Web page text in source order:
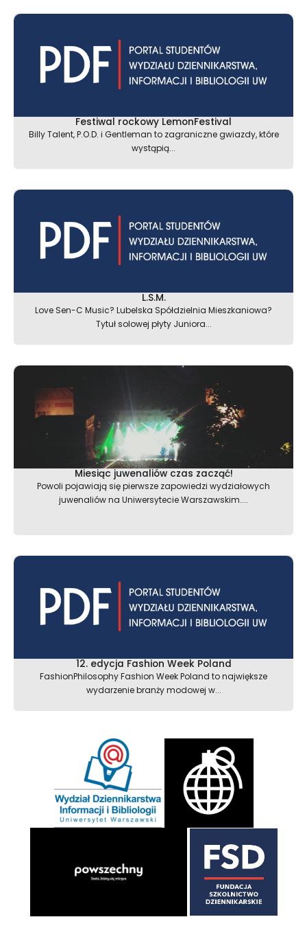
Festiwal rockowy LemonFestival
Billy Talent, P.O.D. i Gentleman to zagraniczne gwiazdy, które
wystąpią...
L.S.M.
Love Sen-C Music? Lubelska Spółdzielnia Mieszkaniowa?
Tytuł solowej płyty Juniora...
Miesiąc juwenaliów czas zacząć!
Powoli pojawiają się pierwsze zapowiedzi wydziałowych
juwenaliów na Uniwersytecie Warszawskim....
12. edycja Fashion Week Poland
FashionPhilosophy Fashion Week Poland to największe
wydarzenie branży modowej w...